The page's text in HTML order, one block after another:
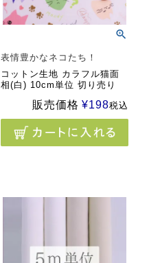
表情豊かなネコたち！
コットン生地 カラフル猫面
相(白) 10cm単位 切り売り
販売価格 ¥198税込